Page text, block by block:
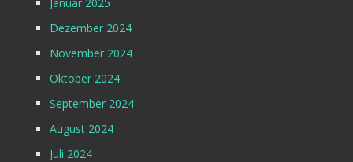
Dezember 2024
November 2024
Oktober 2024
September 2024
August 2024
Juli 2024